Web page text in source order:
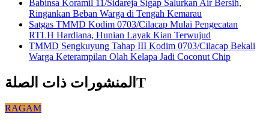
Babinsa Koramil 11/Sidareja Sigap Salurkan Air Bersih,
Ringankan Beban Warga di Tengah Kemarau
Satgas TMMD Kodim 0703/Cilacap Mulai Pengecatan
RTLH Hardiana, Hunian Layak Kian Terwujud
TMMD Sengkuyung Tahap III Kodim 0703/Cilacap Bekali
Warga Keterampilan Olah Kelapa Jadi Coconut Chip
المنشورات ذات الصلةT
RAGAM